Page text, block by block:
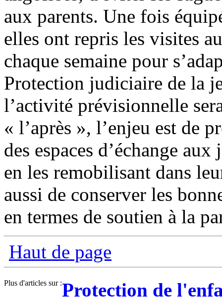
aux parents. Une fois
elles ont repris les visites
chaque semaine pour
Protection judiciaire de la
l’activité prévisionnelle
« l’après », l’enjeu est de
des espaces d’échange
en les remobilisant dans
aussi de conserver les
en termes de soutien à la
Haut de page
Plus d'articles sur :Protection de